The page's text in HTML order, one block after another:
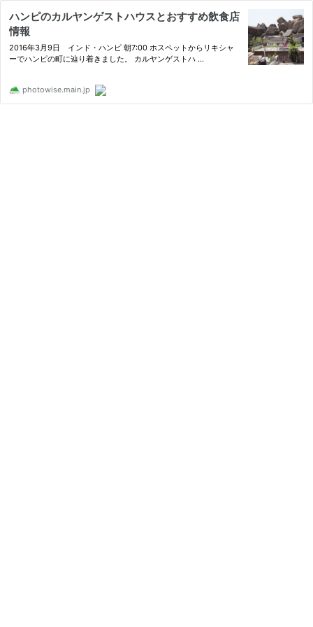
ハンピのカルヤンゲストハウスとおすすめ飲食店
情報
2016年3月9日 インド・ハンピ 朝7:00 ホスペットからリキシャ
ーでハンピの町に辿り着きました。 カルヤンゲストハ ...
photowise.main.jp